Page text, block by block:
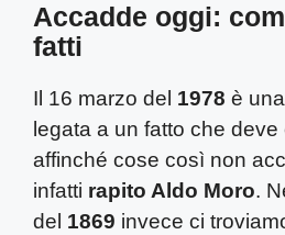
Accadde oggi:
fatti
Il 16 marzo del 1978 è
legata a un fatto che
affinché cose così non
infatti rapito Aldo Moro.
del 1869 invece ci